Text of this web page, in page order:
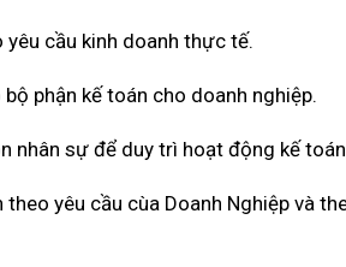
cầu kinh doanh thực tế.
phận kế toán cho doanh nghiệp.
nhân sự để duy trì hoạt động kế
yêu cầu cùa Doanh Nghiệp và